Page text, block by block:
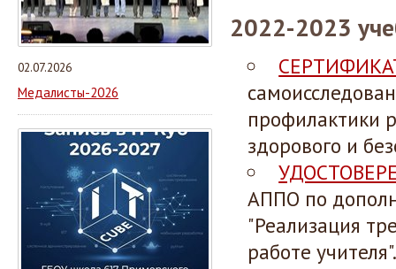
02.07.2026
Медалисты-2026
2022-2023
профилактики
здорового и
АППО по
"Реализация
работе учителя".